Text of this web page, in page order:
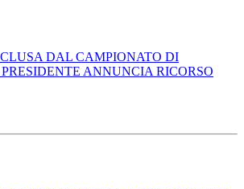
DAL CAMPIONATO DI
ANNUNCIA RICORSO